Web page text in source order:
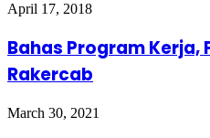
April 17, 2018
Bahas Program Kerja,
Rakercab
March 30, 2021